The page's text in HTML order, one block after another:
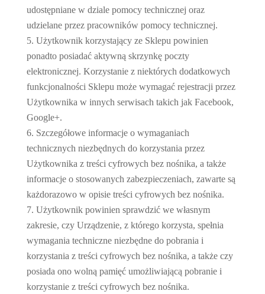
udostępniane w dziale pomocy technicznej oraz
udzielane przez pracowników pomocy technicznej.
Użytkownik korzystający ze Sklepu powinien
ponadto posiadać aktywną skrzynkę poczty
elektronicznej. Korzystanie z niektórych dodatkowych
funkcjonalności Sklepu może wymagać rejestracji przez
Użytkownika w innych serwisach takich jak Facebook,
Google+.
Szczegółowe informacje o wymaganiach
technicznych niezbędnych do korzystania przez
Użytkownika z treści cyfrowych bez nośnika, a także
informacje o stosowanych zabezpieczeniach, zawarte są
każdorazowo w opisie treści cyfrowych bez nośnika.
Użytkownik powinien sprawdzić we własnym
zakresie, czy Urządzenie, z którego korzysta, spełnia
wymagania techniczne niezbędne do pobrania i
korzystania z treści cyfrowych bez nośnika, a także czy
posiada ono wolną pamięć umożliwiającą pobranie i
korzystanie z treści cyfrowych bez nośnika.